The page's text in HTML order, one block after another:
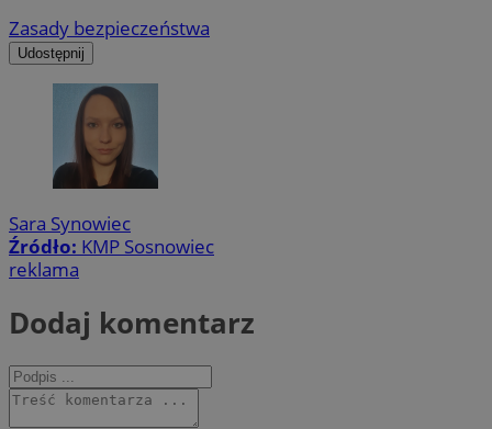
Zasady bezpieczeństwa
Udostępnij
Sara Synowiec
Źródło: KMP Sosnowiec
reklama
Dodaj komentarz